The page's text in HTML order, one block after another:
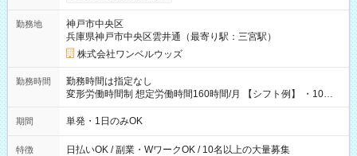
勤務地
神戸市中央区
兵庫県神戸市中央区雲井通（最寄り駅：三宮駅）
株式会社ワンベルウッズ
勤務時間
勤務時間は指定なし
変形労働時間制 想定労働時間160時間/月 【シフト例】 ・10：
00～20：00
期間 単発・1日のみOK
特徴 日払いOK / 副業・WワークOK / 10名以上の大量募集